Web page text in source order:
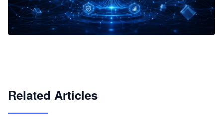
Related Articles